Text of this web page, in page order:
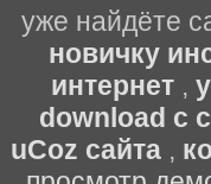
уже найдёте
новичку
интернет,
download с
uCoz сайта,